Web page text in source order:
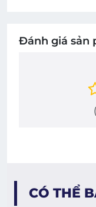
Đánh giá sản
(
CÓ THỂ